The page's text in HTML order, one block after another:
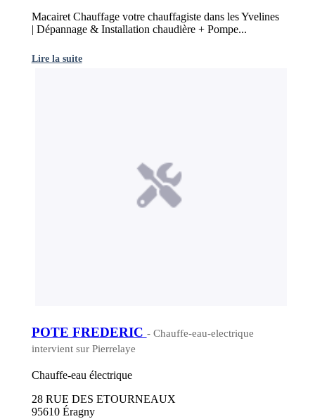
Macairet Chauffage votre chauffagiste dans les Yvelines
| Dépannage & Installation chaudière + Pompe...
Lire la suite
POTE FREDERIC - Chauffe-eau-electrique
intervient sur Pierrelaye
Chauffe-eau électrique
28 RUE DES ETOURNEAUX
95610 Éragny